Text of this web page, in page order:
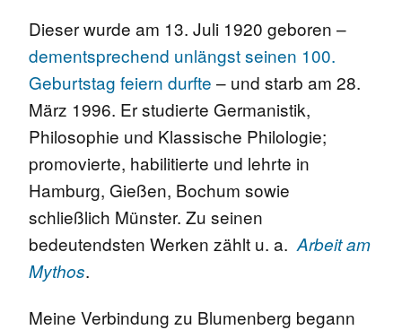
Dieser wurde am 13. Juli 1920 geboren –
dementsprechend unlängst seinen 100.
Geburtstag feiern durfte – und starb am 28.
März 1996. Er studierte Germanistik,
Philosophie und Klassische Philologie;
promovierte, habilitierte und lehrte in
Hamburg, Gießen, Bochum sowie
schließlich Münster. Zu seinen
bedeutendsten Werken zählt u. a. Arbeit am
Mythos.
Meine Verbindung zu Blumenberg begann